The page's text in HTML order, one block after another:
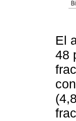
El
48